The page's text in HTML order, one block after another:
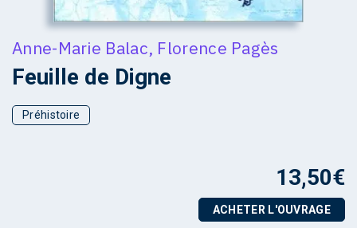
Anne-Marie Balac, Florence Pagès
Feuille de Digne
Préhistoire
13,50€
ACHETER L'OUVRAGE